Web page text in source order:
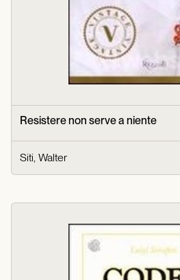
Resistere non serve a niente
Siti, Walter